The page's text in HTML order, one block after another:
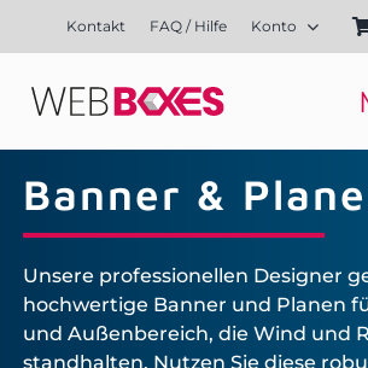
Kontakt FAQ / Hilfe Konto
Websites
Mediengestaltung
Kampagnen
Referenzen
Finanzierung
Media-Shop
Banner &
Unsere professionellen Designer
hochwertige Banner und Planen
und Außenbereich, die Wind und
standhalten. Nutzen Sie diese